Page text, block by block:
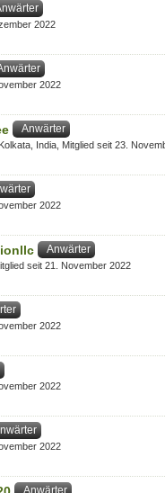
2022
2022
Anwärter
India Mitglied seit 23.
2022
Anwärter
seit 21. November 2022
2022
2022
2022